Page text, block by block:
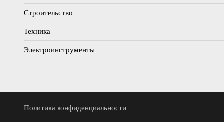
Строительство
Техника
Электроинструменты
Политика конфиденциальности